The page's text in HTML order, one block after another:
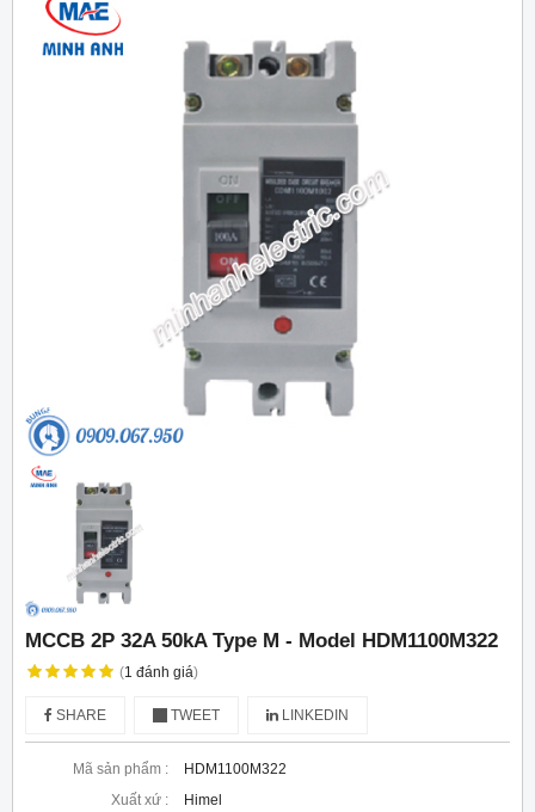
MCCB 2P 32A 50kA Type M - Model HDM1100M322
(1 đánh giá)
SHARE TWEET LINKEDIN
Mã sản phẩm :
HDM1100M322
Xuất xứ :
Himel